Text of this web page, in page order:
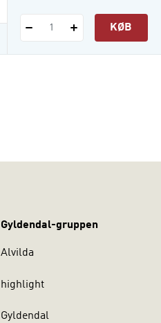
1 KØB
Gyldendal-gruppen
Alvilda
highlight
Gyldendal